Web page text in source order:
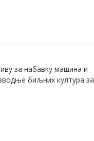
за набавку машина и
биљних култура за